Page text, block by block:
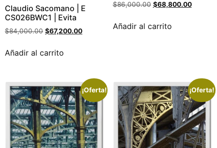
Claudio Sacomano | E
CS026BWC1 | Evita
$84,000.00 $67,200.00
Añadir al carrito
$86,000.00 $68,800.00
Añadir al carrito
¡Oferta! ¡Oferta!